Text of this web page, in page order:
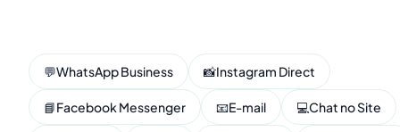
💬WhatsApp Business 📸Instagram Direct
📘Facebook Messenger 📧E-mail 💻Chat no Site